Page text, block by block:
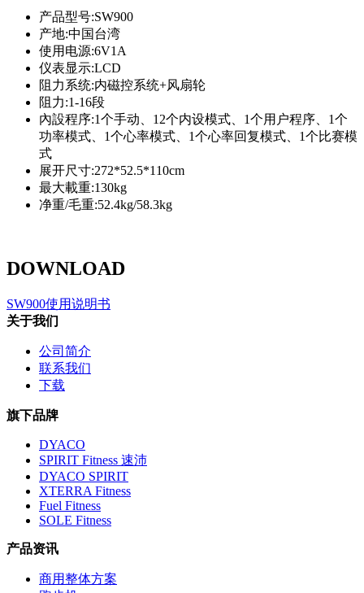
产品型号:SW900
产地:中国台湾
使用电源:6V1A
仪表显示:LCD
阻力系统:内磁控系统+风扇轮
阻力:1-16段
內設程序:1个手动、12个内设模式、1个用户程序、1个
功率模式、1个心率模式、1个心率回复模式、1个比赛模
式
展开尺寸:272*52.5*110cm
最大載重:130kg
净重/毛重:52.4kg/58.3kg
DOWNLOAD
SW900使用说明书
关于我们
公司简介
联系我们
下载
旗下品牌
DYACO
SPIRIT Fitness 速沛
DYACO SPIRIT
XTERRA Fitness
Fuel Fitness
SOLE Fitness
产品资讯
商用整体方案